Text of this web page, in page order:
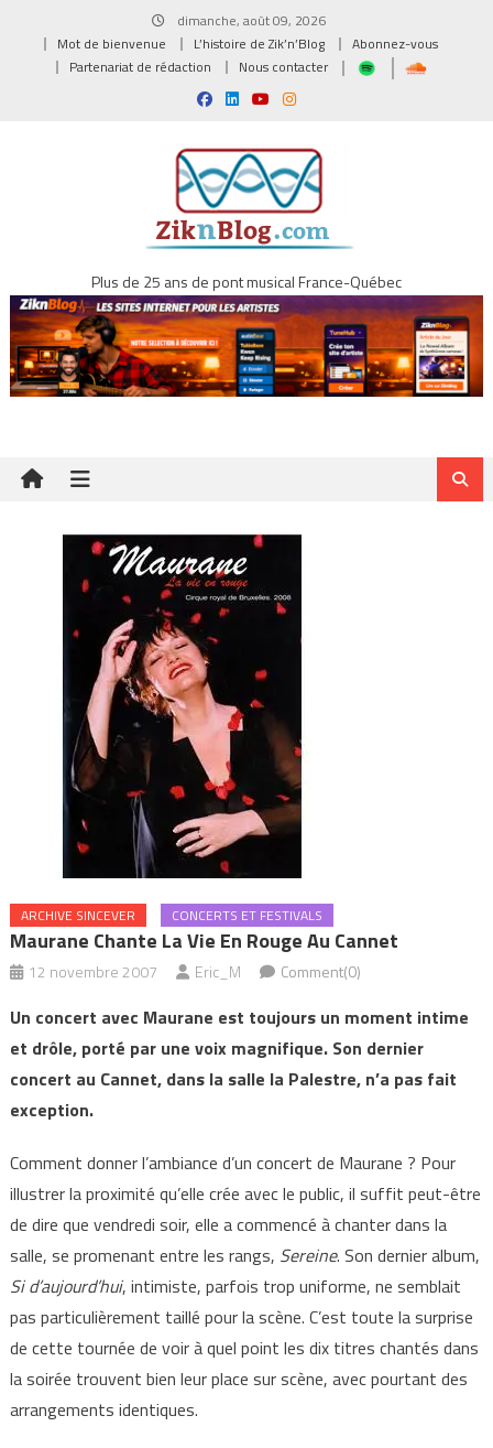
dimanche, août 09, 2026
Mot de bienvenue
L’histoire de Zik’n’Blog
Abonnez-vous
Partenariat de rédaction
Nous contacter
Plus de 25 ans de pont musical France-Québec
ARCHIVE SINCEVER CONCERTS ET FESTIVALS
Maurane Chante La Vie En Rouge Au Cannet
12 novembre 2007 Eric_M Comment(0)
Un concert avec Maurane est toujours un moment intime
et drôle, porté par une voix magnifique. Son dernier
concert au Cannet, dans la salle la Palestre, n’a pas fait
exception.
Comment donner l’ambiance d’un concert de Maurane ? Pour
illustrer la proximité qu’elle crée avec le public, il suffit peut-être
de dire que vendredi soir, elle a commencé à chanter dans la
salle, se promenant entre les rangs, Sereine. Son dernier album,
Si d’aujourd’hui, intimiste, parfois trop uniforme, ne semblait
pas particulièrement taillé pour la scène. C’est toute la surprise
de cette tournée de voir à quel point les dix titres chantés dans
la soirée trouvent bien leur place sur scène, avec pourtant des
arrangements identiques.